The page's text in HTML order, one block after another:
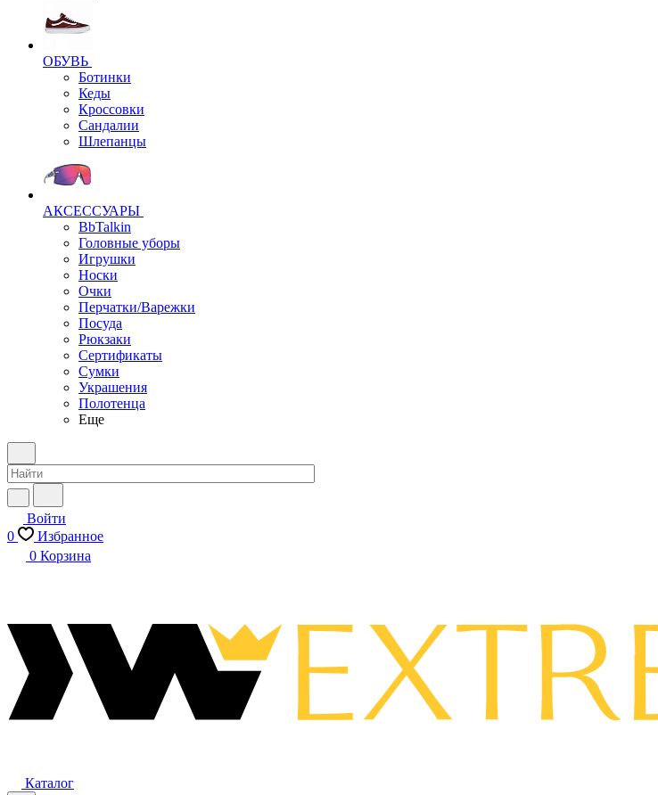
ОБУВЬ
Ботинки
Кеды
Кроссовки
Сандалии
Шлепанцы
АКСЕССУАРЫ
BbTalkin
Головные уборы
Игрушки
Носки
Очки
Перчатки/Варежки
Посуда
Рюкзаки
Сертификаты
Сумки
Украшения
Полотенца
Еще
Войти
0
Избранное
0 Корзина
Каталог